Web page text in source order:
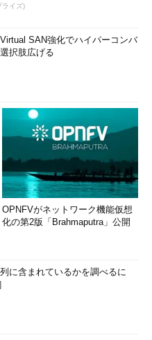
ライズ)
SAN強化でハイパーコンバ
択肢広げる
OPNFVがネットワーク機能仮想
化の第2版「Brahmaputra」公開
に含まれているかを調べるに